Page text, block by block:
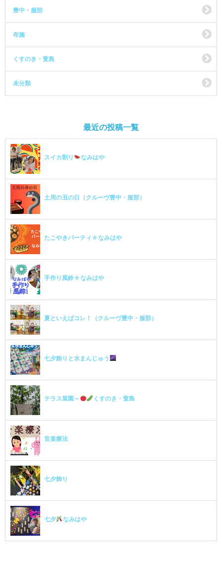
豊中・服部
布施
くすのき・萱島
未分類
最近の投稿一覧
スイカ割り なみはや
土用の丑の日（クルーヴ豊中・服部）
たこやきパーティ☆なみはや
手作り風鈴☆なみはや
夏といえばコレ！（クルーヴ豊中・服部）
七夕飾りと水まんじゅう
テラス菜園～ くすのき・萱島
音楽療法
七夕飾り
七夕 なみはや